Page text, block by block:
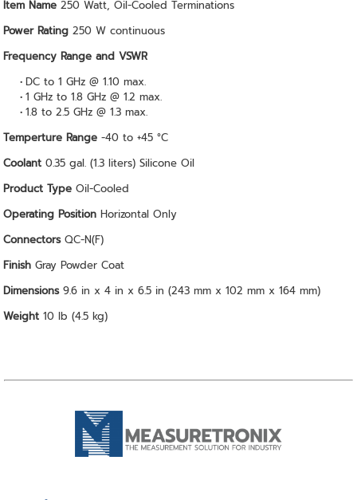
Item Name250 Watt, Oil-Cooled Terminations
Power Rating250 W continuous
Frequency Range and VSWR
DC to 1 GHz @ 1.10 max.
1 GHz to 1.8 GHz @ 1.2 max.
1.8 to 2.5 GHz @ 1.3 max.
Temperture Range-40 to +45 °C
Coolant0.35 gal. (1.3 liters) Silicone Oil
Product TypeOil-Cooled
Operating PositionHorizontal Only
ConnectorsQC-N(F)
FinishGray Powder Coat
Dimensions9.6 in x 4 in x 6.5 in (243 mm x 102 mm x 164 mm)
Weight10 lb (4.5 kg)